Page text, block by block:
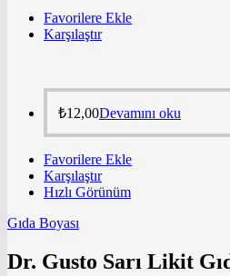
Favorilere Ekle
Karşılaştır
₺12,00Devamını oku
Favorilere Ekle
Karşılaştır
Hızlı Görünüm
Gıda Boyası
Dr. Gusto Sarı Likit